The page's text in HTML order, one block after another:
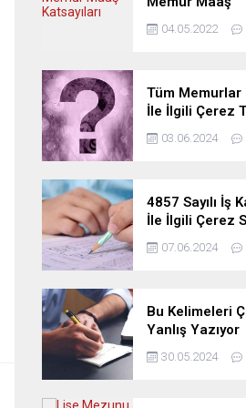
Katsayıları
04.05.2022
Tüm Memurlar
İle İlgili Çerez
Deneme Sınavı
03.06.2024
4857 Sayılı İş
İle İlgili Çerez
Deneme Sınavı
07.06.2024
Bu Kelimeleri
Yanlış Yazıyor
30.05.2024